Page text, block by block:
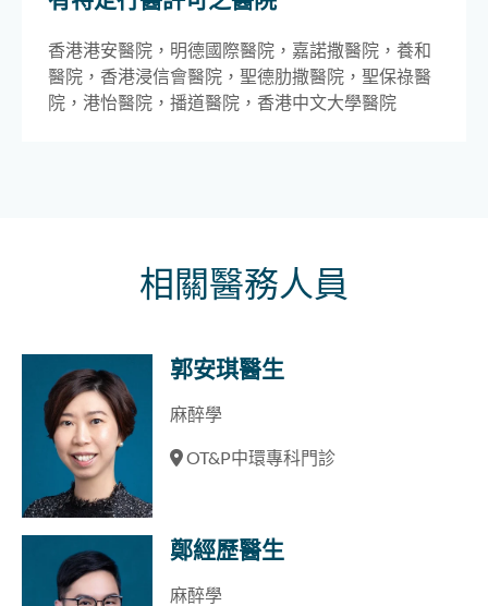
香港港安醫院，明德國際醫院，嘉諾撒醫院，養和
醫院，香港浸信會醫院，聖德肋撒醫院，聖保祿醫
院，港怡醫院，播道醫院，香港中文大學醫院
相關醫務人員
郭安琪醫生
麻醉學
OT&P中環專科門診
鄭經歷醫生
麻醉學